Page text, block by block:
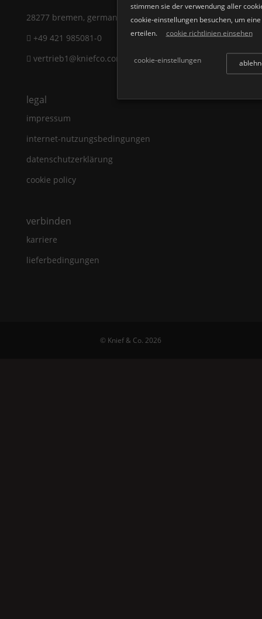
28277 bremen, germany
+49 421 985081-0
vertrieb1@kniefco.com
legal
impressum
internet-nutzungsbedingungen
datenschutzerklärung
cookie policy
verbinden
karriere
lieferbedingungen
stimmen sie der verwendung aller
cookie-einstellungen besuchen, um
erteilen.
cookie richtlinien einsehen
cookie-einstellungen